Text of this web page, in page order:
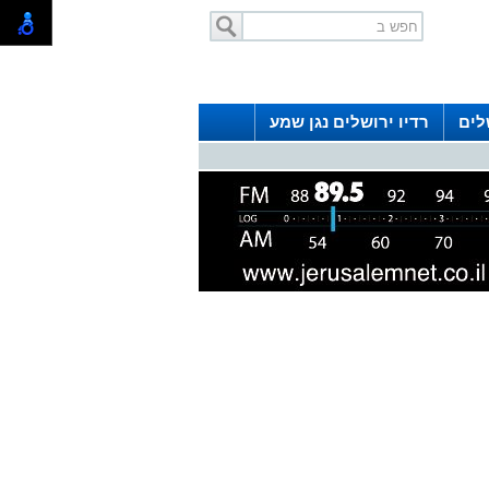
רדיו ירושלים נגן שמע